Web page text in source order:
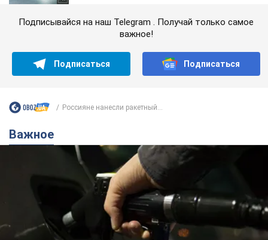
Подписывайся на наш Telegram . Получай только самое
важное!
Подписаться Подписаться
Россияне нанесли ракетный...
Важное